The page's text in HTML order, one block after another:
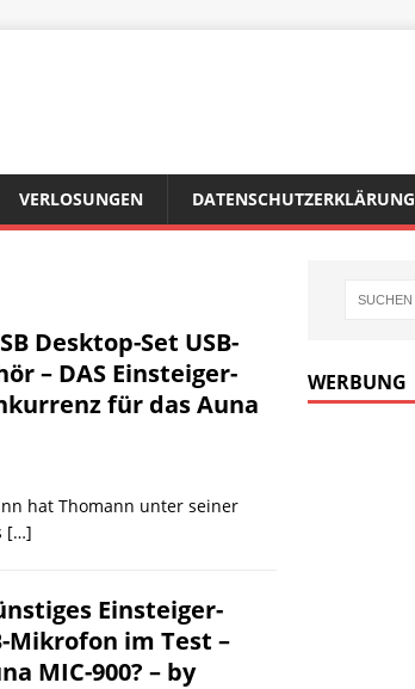
VERLOSUNGEN DATENSCHUTZERKLÄRUNG
Desktop-Set USB-
– DAS Einsteiger-
für das Auna
hat Thomann unter seiner
[…]
Einsteiger-
Mikrofon im Test –
MIC-900? – by
WERBUNG